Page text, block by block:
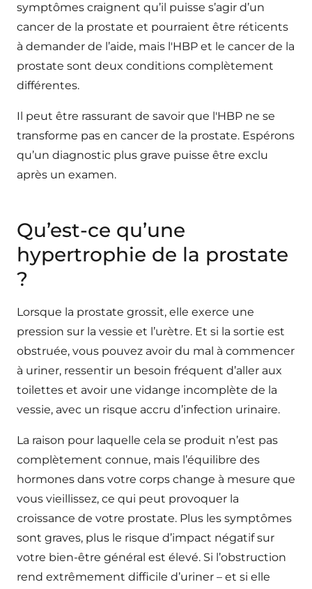
symptômes craignent qu’il puisse s’agir d’un
cancer de la prostate et pourraient être réticents
à demander de l’aide, mais l'HBP et le cancer de la
prostate sont deux conditions complètement
différentes.
Il peut être rassurant de savoir que l'HBP ne se
transforme pas en cancer de la prostate. Espérons
qu’un diagnostic plus grave puisse être exclu
après un examen.
Qu’est-ce qu’une
hypertrophie de la prostate
?
Lorsque la prostate grossit, elle exerce une
pression sur la vessie et l’urètre. Et si la sortie est
obstruée, vous pouvez avoir du mal à commencer
à uriner, ressentir un besoin fréquent d’aller aux
toilettes et avoir une vidange incomplète de la
vessie, avec un risque accru d’infection urinaire.
La raison pour laquelle cela se produit n’est pas
complètement connue, mais l’équilibre des
hormones dans votre corps change à mesure que
vous vieillissez, ce qui peut provoquer la
croissance de votre prostate. Plus les symptômes
sont graves, plus le risque d’impact négatif sur
votre bien-être général est élevé. Si l’obstruction
rend extrêmement difficile d’uriner – et si elle